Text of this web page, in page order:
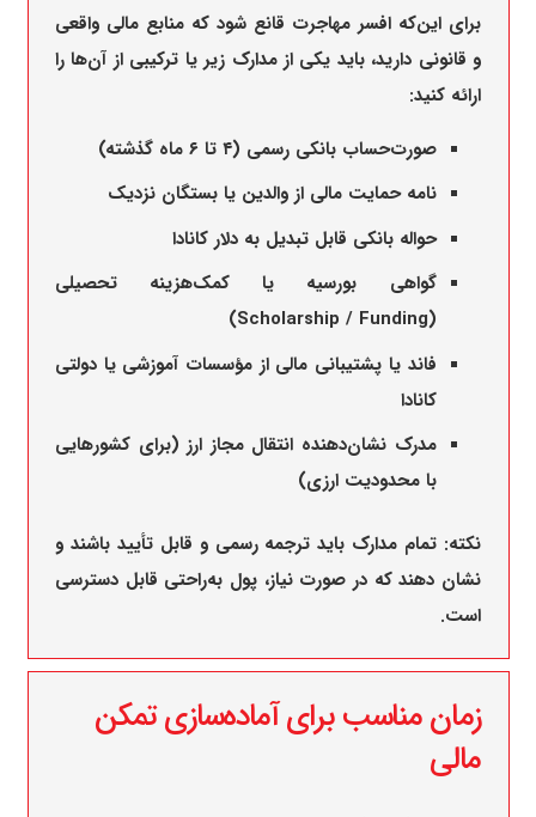
برای این‌که افسر مهاجرت قانع شود که منابع مالی واقعی
و قانونی دارید، باید یکی از مدارک زیر یا ترکیبی از آن‌ها را
ارائه کنید:
صورت‌حساب بانکی رسمی (۴ تا ۶ ماه گذشته)
نامه حمایت مالی از والدین یا بستگان نزدیک
حواله بانکی قابل تبدیل به دلار کانادا
گواهی بورسیه یا کمک‌هزینه تحصیلی
(Scholarship / Funding)
فاند یا پشتیبانی مالی از مؤسسات آموزشی یا دولتی
کانادا
مدرک نشان‌دهنده انتقال مجاز ارز (برای کشورهایی
با محدودیت ارزی)
نکته: تمام مدارک باید ترجمه رسمی و قابل تأیید باشند و
نشان دهند که در صورت نیاز، پول به‌راحتی قابل دسترسی
است.
زمان مناسب برای آماده‌سازی تمکن
مالی